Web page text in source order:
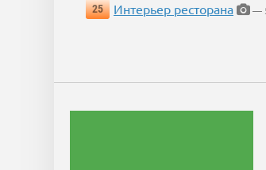
25
Интерьер ресторана —